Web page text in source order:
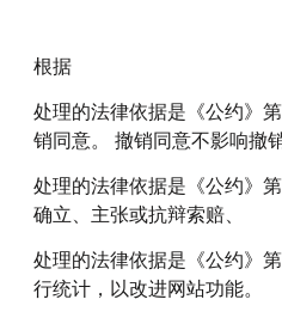
根据
处理的法律依据是《公约》
销同意。 撤销同意不影响撤
处理的法律依据是《公约》
确立、主张或抗辩索赔、
处理的法律依据是《公约》
行统计，以改进网站功能。